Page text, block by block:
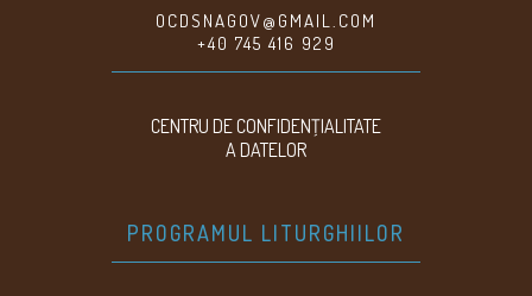
OCDSNAGOV@GMAIL.COM
+40 745 416 929
CENTRU DE CONFIDENŢIALITATE
A DATELOR
PROGRAMUL LITURGHIILOR